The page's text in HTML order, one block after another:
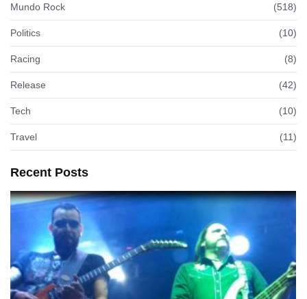
Mundo Rock (518)
Politics (10)
Racing (8)
Release (42)
Tech (10)
Travel (11)
Recent Posts